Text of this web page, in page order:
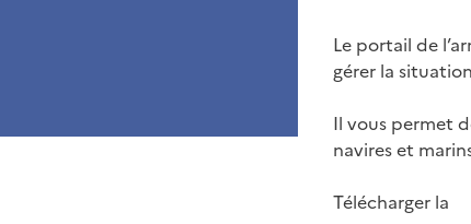
Le portail de
gérer la
Il vous permet
navires et
Télécharger la